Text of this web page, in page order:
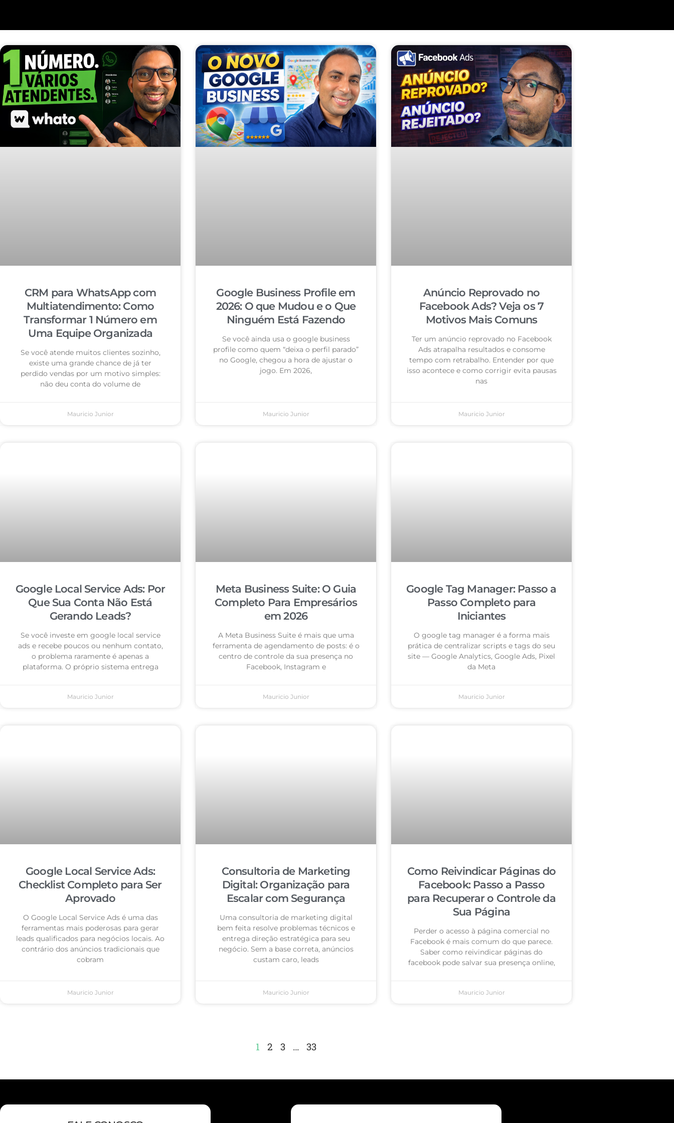
CRM para WhatsApp com
Multiatendimento: Como
Transformar 1 Número em
Uma Equipe Organizada
Se você atende muitos clientes sozinho,
existe uma grande chance de já ter
perdido vendas por um motivo simples:
não deu conta do volume de
Mauricio Junior
Google Business Profile em
2026: O que Mudou e o Que
Ninguém Está Fazendo
Se você ainda usa o google business
profile como quem “deixa o perfil parado”
no Google, chegou a hora de ajustar o
jogo. Em 2026,
Mauricio Junior
Anúncio Reprovado no
Facebook Ads? Veja os 7
Motivos Mais Comuns
Ter um anúncio reprovado no Facebook
Ads atrapalha resultados e consome
tempo com retrabalho. Entender por que
isso acontece e como corrigir evita pausas
nas
Mauricio Junior
Google Local Service Ads: Por
Que Sua Conta Não Está
Gerando Leads?
Se você investe em google local service
ads e recebe poucos ou nenhum contato,
o problema raramente é apenas a
plataforma. O próprio sistema entrega
Mauricio Junior
Meta Business Suite: O Guia
Completo Para Empresários
em 2026
A Meta Business Suite é mais que uma
ferramenta de agendamento de posts: é o
centro de controle da sua presença no
Facebook, Instagram e
Mauricio Junior
Google Tag Manager: Passo a
Passo Completo para
Iniciantes
O google tag manager é a forma mais
prática de centralizar scripts e tags do seu
site — Google Analytics, Google Ads, Pixel
da Meta
Mauricio Junior
Google Local Service Ads:
Checklist Completo para Ser
Aprovado
O Google Local Service Ads é uma das
ferramentas mais poderosas para gerar
leads qualificados para negócios locais. Ao
contrário dos anúncios tradicionais que
cobram
Mauricio Junior
Consultoria de Marketing
Digital: Organização para
Escalar com Segurança
Uma consultoria de marketing digital
bem feita resolve problemas técnicos e
entrega direção estratégica para seu
negócio. Sem a base correta, anúncios
custam caro, leads
Mauricio Junior
Como Reivindicar Páginas do
Facebook: Passo a Passo
para Recuperar o Controle da
Sua Página
Perder o acesso à página comercial no
Facebook é mais comum do que parece.
Saber como reivindicar páginas do
facebook pode salvar sua presença online,
Mauricio Junior
1 2 3 … 33